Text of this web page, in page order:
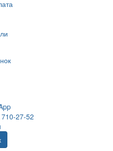
27-52